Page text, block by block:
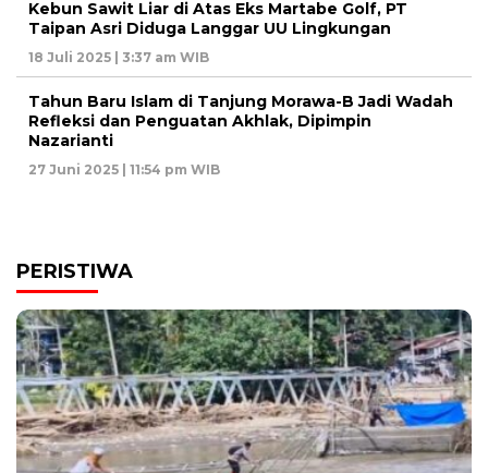
Kebun Sawit Liar di Atas Eks Martabe Golf, PT
Taipan Asri Diduga Langgar UU Lingkungan
18 Juli 2025 | 3:37 am WIB
Tahun Baru Islam di Tanjung Morawa-B Jadi Wadah
Refleksi dan Penguatan Akhlak, Dipimpin
Nazarianti
27 Juni 2025 | 11:54 pm WIB
PERISTIWA